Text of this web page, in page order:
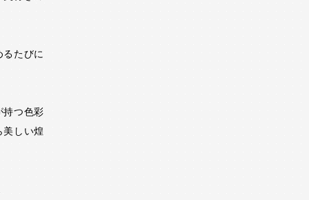
たびに
持つ色彩
美しい煌